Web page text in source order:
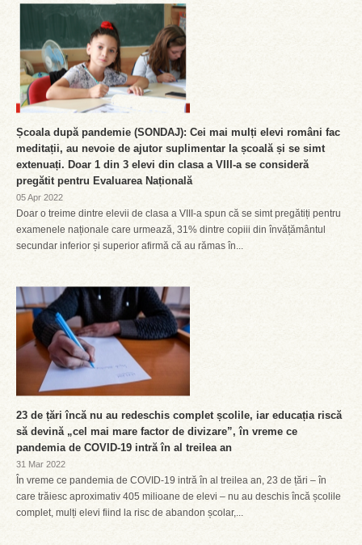
Școala după pandemie (SONDAJ): Cei mai mulți elevi români fac
meditații, au nevoie de ajutor suplimentar la școală și se simt
extenuați. Doar 1 din 3 elevi din clasa a VIII-a se consideră
pregătit pentru Evaluarea Națională
05 Apr 2022
Doar o treime dintre elevii de clasa a VIII-a spun că se simt pregătiți pentru
examenele naționale care urmează, 31% dintre copiii din învățământul
secundar inferior și superior afirmă că au rămas în...
23 de țări încă nu au redeschis complet școlile, iar educația riscă
să devină „cel mai mare factor de divizare”, în vreme ce
pandemia de COVID-19 intră în al treilea an
31 Mar 2022
În vreme ce pandemia de COVID-19 intră în al treilea an, 23 de țări – în
care trăiesc aproximativ 405 milioane de elevi – nu au deschis încă școlile
complet, mulți elevi fiind la risc de abandon școlar,...